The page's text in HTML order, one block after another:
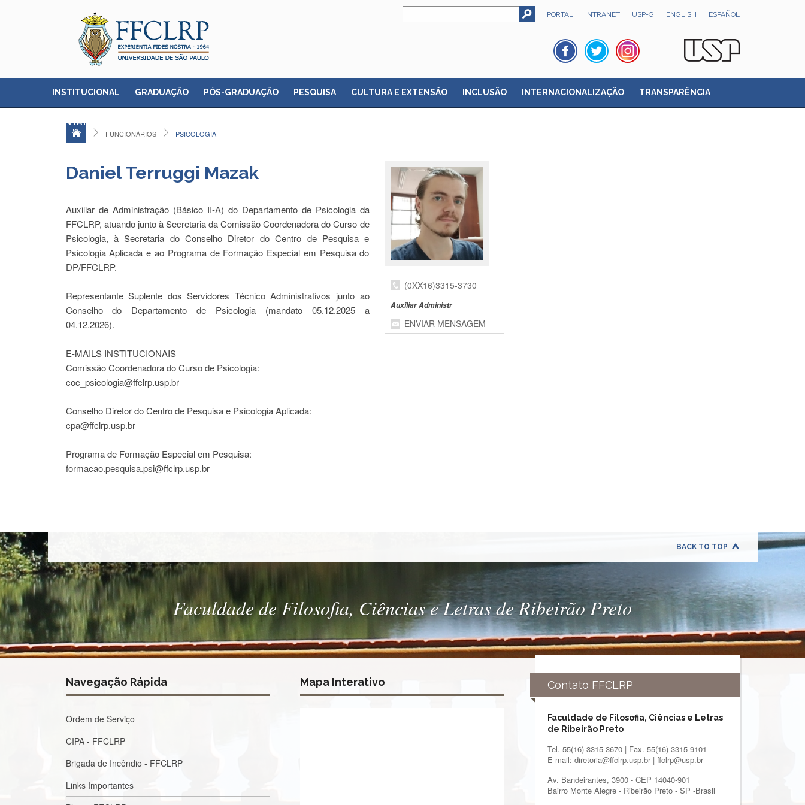
PORTAL INTRANET USP-G ENGLISH ESPAÑOL
INSTITUCIONAL GRADUAÇÃO PÓS-GRADUAÇÃO PESQUISA CULTURA E EXTENSÃO INCLUSÃO INTERNACIONALIZAÇÃO TRANSPARÊNCIA
CONTATO
FUNCIONÁRIOS
PSICOLOGIA
(0XX16)3315-3730
Auxiliar Administr
ENVIAR MENSAGEM
Daniel Terruggi Mazak
Auxiliar de Administração (Básico II-A) do Departamento de Psicologia da
FFCLRP, atuando junto à Secretaria da Comissão Coordenadora do Curso de
Psicologia, à Secretaria do Conselho Diretor do Centro de Pesquisa e
Psicologia Aplicada e ao Programa de Formação Especial em Pesquisa do
DP/FFCLRP.
Representante Suplente dos Servidores Técnico Administrativos junto ao
Conselho do Departamento de Psicologia (mandato 05.12.2025 a
04.12.2026).
E-MAILS INSTITUCIONAIS
Comissão Coordenadora do Curso de Psicologia:
coc_psicologia@ffclrp.usp.br
Conselho Diretor do Centro de Pesquisa e Psicologia Aplicada:
cpa@ffclrp.usp.br
Programa de Formação Especial em Pesquisa:
formacao.pesquisa.psi@ffclrp.usp.br
BACK TO TOP
Faculdade de Filosofia, Ciências e Letras de Ribeirão Preto
Navegação Rápida
Ordem de Serviço
CIPA - FFCLRP
Brigada de Incêndio - FFCLRP
Links Importantes
Mapa Interativo Contato FFCLRP
Faculdade de Filosofia, Ciências e Letras
de Ribeirão Preto
Tel. 55(16) 3315-3670 | Fax. 55(16) 3315-9101
E-mail: diretoria@ffclrp.usp.br | ffclrp@usp.br
Av. Bandeirantes, 3900 - CEP 14040-901
Bairro Monte Alegre - Ribeirão Preto - SP -Brasil